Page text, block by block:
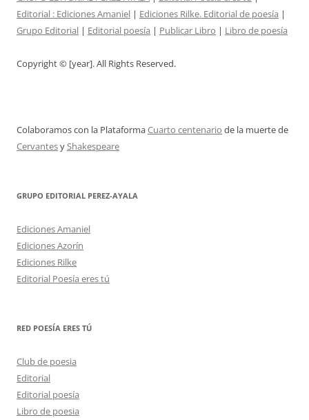
Editorial : Ediciones Amaniel | Ediciones Rilke. Editorial de poesía |
Grupo Editorial | Editorial poesía | Publicar Libro | Libro de poesía
Copyright © [year]. All Rights Reserved.
Colaboramos con la PlataformaCuarto centenario de la muerte de
CervantesyShakespeare
GRUPO EDITORIAL PEREZ-AYALA
Ediciones Amaniel
Ediciones Azorín
Ediciones Rilke
Editorial Poesía eres tú
RED POESÍA ERES TÚ
Club de poesia
Editorial
Editorial poesía
Libro de poesia